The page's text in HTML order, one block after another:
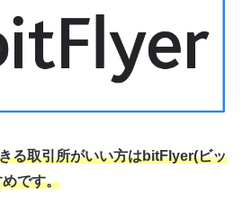
る取引所がいい方はbitFlyer(ビッ
です。